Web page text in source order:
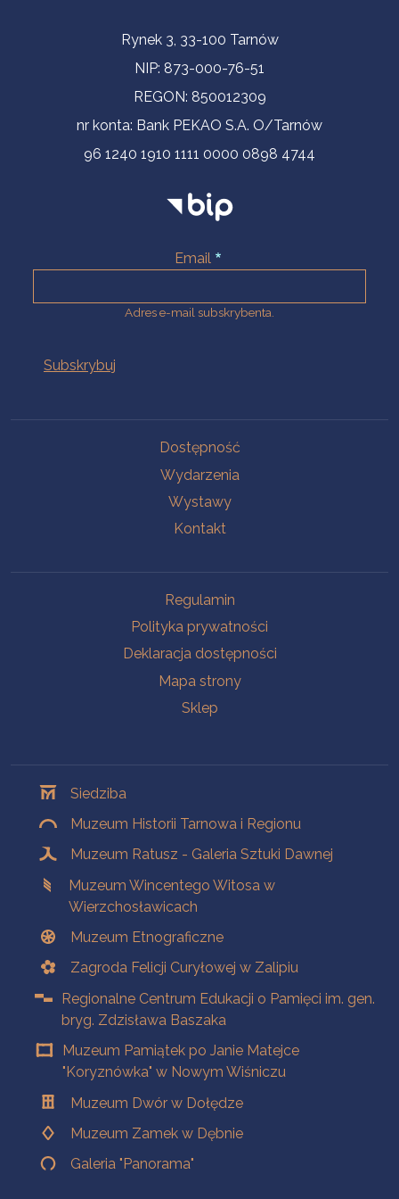
Informacje kontaktoweRynek 3, 33-100 Tarnów
NIP: 873-000-76-51
REGON: 850012309
nr konta: Bank PEKAO S.A. O/Tarnów
96 1240 1910 1111 0000 0898 4744
Email
Adres e-mail subskrybenta.
Dostępność
Wydarzenia
Wystawy
Kontakt
Regulamin
Polityka prywatności
Deklaracja dostępności
Mapa strony
Sklep
Siedziba
Muzeum Historii Tarnowa i Regionu
Muzeum Ratusz - Galeria Sztuki Dawnej
Muzeum Wincentego Witosa w
Wierzchosławicach
Muzeum Etnograficzne
Zagroda Felicji Curyłowej w Zalipiu
Regionalne Centrum Edukacji o Pamięci im. gen.
bryg. Zdzisława Baszaka
Muzeum Pamiątek po Janie Matejce
"Koryznówka" w Nowym Wiśniczu
Muzeum Dwór w Dołędze
Muzeum Zamek w Dębnie
Galeria "Panorama"